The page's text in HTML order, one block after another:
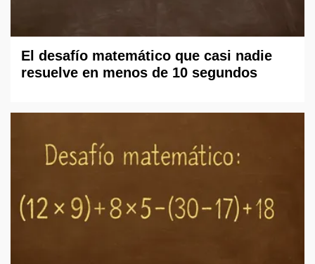
El desafío matemático que casi nadie
resuelve en menos de 10 segundos